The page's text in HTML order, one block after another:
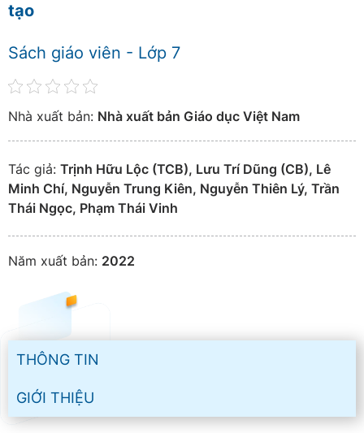
tạo
Sách giáo viên - Lớp 7
Nhà xuất bản: Nhà xuất bản Giáo dục Việt Nam
Tác giả: Trịnh Hữu Lộc (TCB), Lưu Trí Dũng (CB), Lê
Minh Chí, Nguyễn Trung Kiên, Nguyễn Thiên Lý, Trần
Thái Ngọc, Phạm Thái Vinh
Năm xuất bản: 2022
THÔNG TIN
GIỚI THIỆU